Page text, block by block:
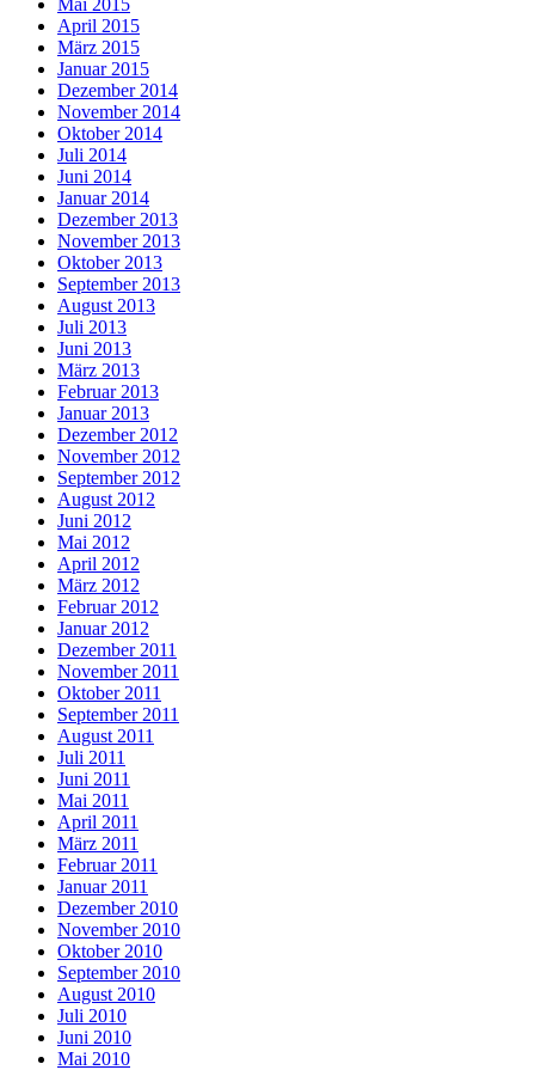
April 2015
März 2015
Januar 2015
Dezember 2014
November 2014
Oktober 2014
Juli 2014
Juni 2014
Januar 2014
Dezember 2013
November 2013
Oktober 2013
September 2013
August 2013
Juli 2013
Juni 2013
März 2013
Februar 2013
Januar 2013
Dezember 2012
November 2012
September 2012
August 2012
Juni 2012
Mai 2012
April 2012
März 2012
Februar 2012
Januar 2012
Dezember 2011
November 2011
Oktober 2011
September 2011
August 2011
Juli 2011
Juni 2011
Mai 2011
April 2011
März 2011
Februar 2011
Januar 2011
Dezember 2010
November 2010
Oktober 2010
September 2010
August 2010
Juli 2010
Juni 2010
Mai 2010